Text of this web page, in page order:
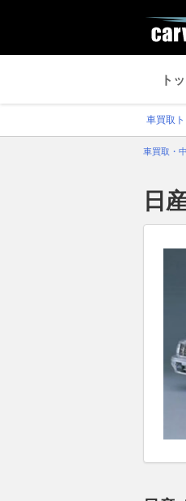
ト
車買取
車買取・
日